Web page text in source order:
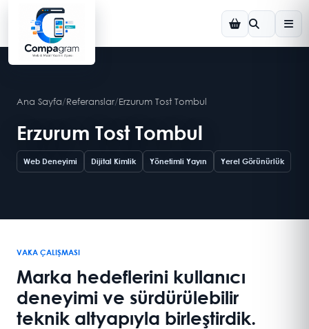
Ana Sayfa/Referanslar/Erzurum Tost Tombul
Erzurum Tost Tombul
Web Deneyimi Dijital Kimlik Yönetimli Yayın Yerel Görünürlük
VAKA ÇALIŞMASI
Marka hedeflerini kullanıcı
deneyimi ve sürdürülebilir
teknik altyapıyla birleştirdik.